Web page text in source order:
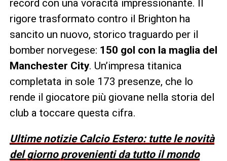
record con una voracità impressionante. Il
rigore trasformato contro il Brighton ha
sancito un nuovo, storico traguardo per il
bomber norvegese: 150 gol con la maglia del
Manchester City. Un’impresa titanica
completata in sole 173 presenze, che lo
rende il giocatore più giovane nella storia del
club a toccare questa cifra.
Ultime notizie Calcio Estero: tutte le novità
del giorno provenienti da tutto il mondo